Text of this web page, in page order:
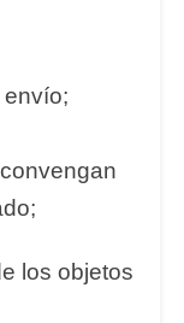
envío;
los objetos